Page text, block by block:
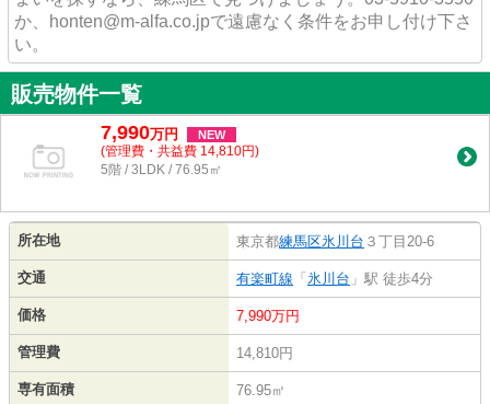
か、honten@m-alfa.co.jpで遠慮なく条件をお申し付け下さ
い。
販売物件一覧
7,990万円 NEW
(管理費・共益費 14,810円)
5階 / 3LDK / 76.95㎡
所在地 東京都練馬区氷川台 ３丁目20-6
交通 有楽町線 「 氷川台 」駅 徒歩4分
価格 7,990万円
管理費 14,810円
専有面積 76.95㎡